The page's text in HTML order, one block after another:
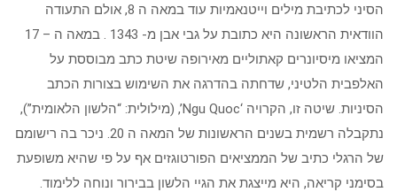
הסיני לכתיבת מילים וייטנאמיות עוד במאה ה 8, אולם התעודה
הוודאית הראשונה היא כתובת על גבי אבן מ- 1343 . במאה ה – 17
המציאו מיסיונרים קאתוליים מאירופה שיטת כתב מבוססת על
האלפבית הלטיני, שדחתה בהדרגה את השימוש בצורות הכתב
הסיניות. שיטה זו, הקרויה ‘Ngu Quoc’, (מילולית: “הלשון הלאומית”),
נתקבלה רשמית בשנים הראשונות של המאה ה 20. ניכר בה רישומם
של הרגלי כתיב של הממציאים הפורטוגזים אף על פי שהיא משופעת
בסימני קריאה, היא מייצגת את הגיי הלשון בבירור ונוחה ללימוד.